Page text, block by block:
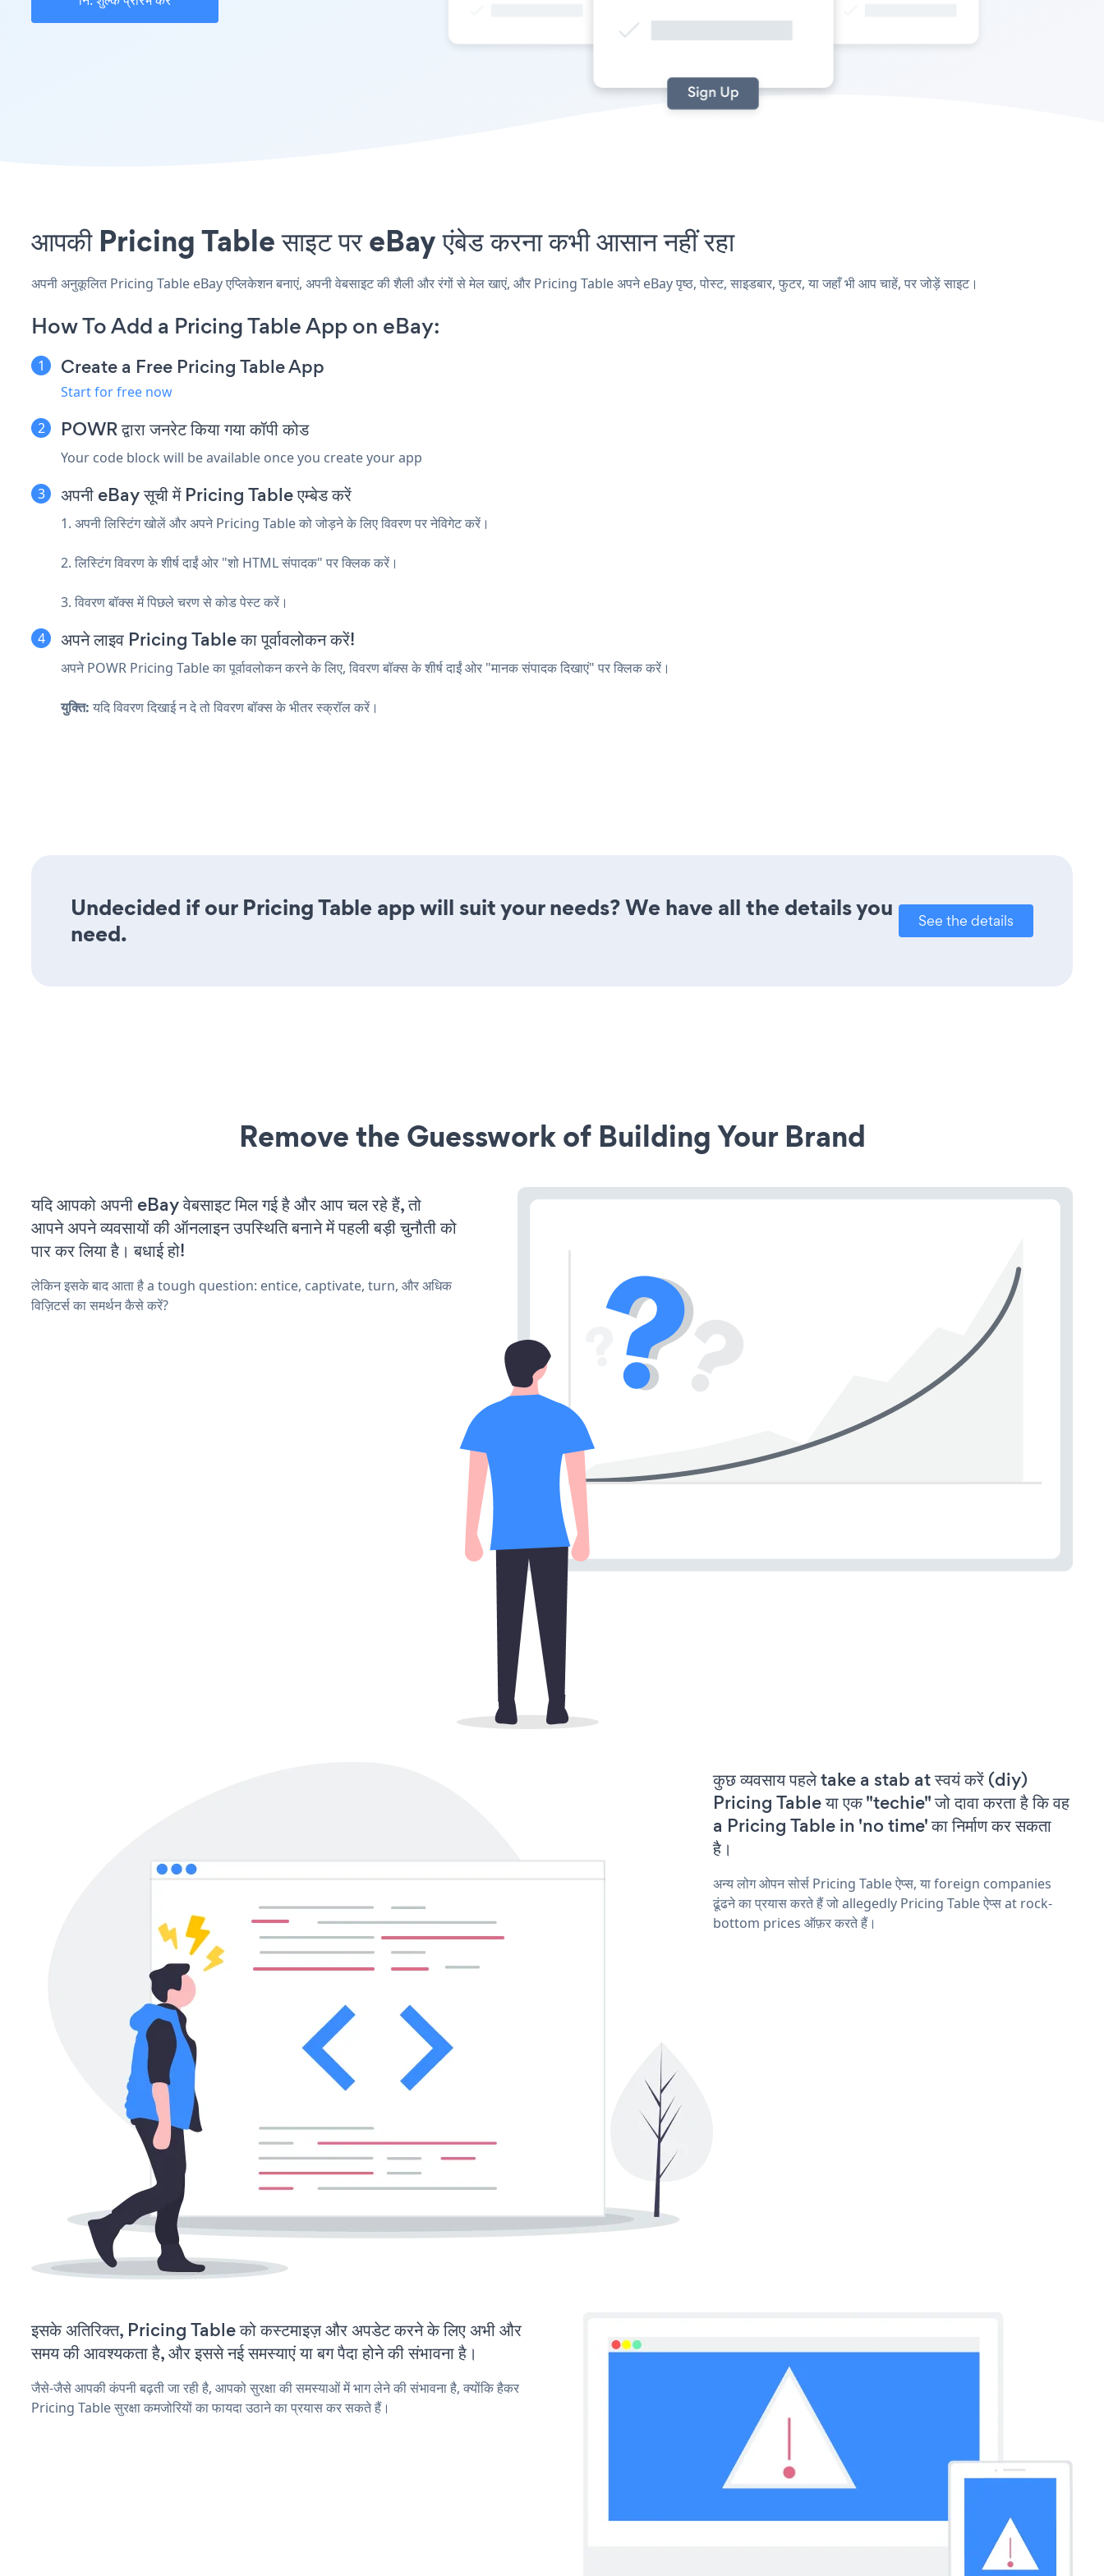
आपकी Pricing Table साइट पर eBay एंबेड करना कभी आसान नहीं रहा
अपनी अनुकूलित Pricing Table eBay एप्लिकेशन बनाएं, अपनी वेबसाइट की शैली और रंगों से मेल खाएं, और Pricing Table अपने eBay पृष्ठ, पोस्ट, साइडबार, फुटर, या जहाँ भी आप चाहें, पर जोड़ें साइट।
How To Add a Pricing Table App on eBay:
Create a Free Pricing Table App
Start for free now
POWR द्वारा जनरेट किया गया कॉपी कोड
Your code block will be available once you create your app
अपनी eBay सूची में Pricing Table एम्बेड करें
1. अपनी लिस्टिंग खोलें और अपने Pricing Table को जोड़ने के लिए विवरण पर नेविगेट करें।
2. लिस्टिंग विवरण के शीर्ष दाईं ओर "शो HTML संपादक" पर क्लिक करें।
3. विवरण बॉक्स में पिछले चरण से कोड पेस्ट करें।
अपने लाइव Pricing Table का पूर्वावलोकन करें!
अपने POWR Pricing Table का पूर्वावलोकन करने के लिए, विवरण बॉक्स के शीर्ष दाईं ओर "मानक संपादक दिखाएं" पर क्लिक करें।
युक्ति: यदि विवरण दिखाई न दे तो विवरण बॉक्स के भीतर स्क्रॉल करें।
Undecided if our Pricing Table app will suit your needs? We have all the details you
need.
See the details
Remove the Guesswork of Building Your Brand
यदि आपको अपनी eBay वेबसाइट मिल गई है और आप चल रहे हैं, तो
आपने अपने व्यवसायों की ऑनलाइन उपस्थिति बनाने में पहली बड़ी चुनौती को
पार कर लिया है। बधाई हो!
लेकिन इसके बाद आता है a tough question: entice, captivate, turn, और अधिक
विज़िटर्स का समर्थन कैसे करें?
कुछ व्यवसाय पहले take a stab at स्वयं करें (diy)
Pricing Table या एक "techie" जो दावा करता है कि वह
a Pricing Table in 'no time' का निर्माण कर सकता
है।
अन्य लोग ओपन सोर्स Pricing Table ऐप्स, या foreign companies
ढूंढने का प्रयास करते हैं जो allegedly Pricing Table ऐप्स at rock-
bottom prices ऑफ़र करते हैं।
इसके अतिरिक्त, Pricing Table को कस्टमाइज़ और अपडेट करने के लिए अभी और
समय की आवश्यकता है, और इससे नई समस्याएं या बग पैदा होने की संभावना है।
जैसे-जैसे आपकी कंपनी बढ़ती जा रही है, आपको सुरक्षा की समस्याओं में भाग लेने की संभावना है, क्योंकि हैकर
Pricing Table सुरक्षा कमजोरियों का फायदा उठाने का प्रयास कर सकते हैं।